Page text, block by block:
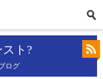
ト?
ログ